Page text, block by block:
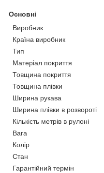
Основні
Виробник
Країна виробник
Тип
Матеріал покриття
Товщина покриття
Товщина плівки
Ширина рукава
Ширина плівки в розвороті
Кількість метрів в рулоні
Вага
Колір
Стан
Гарантійний термін